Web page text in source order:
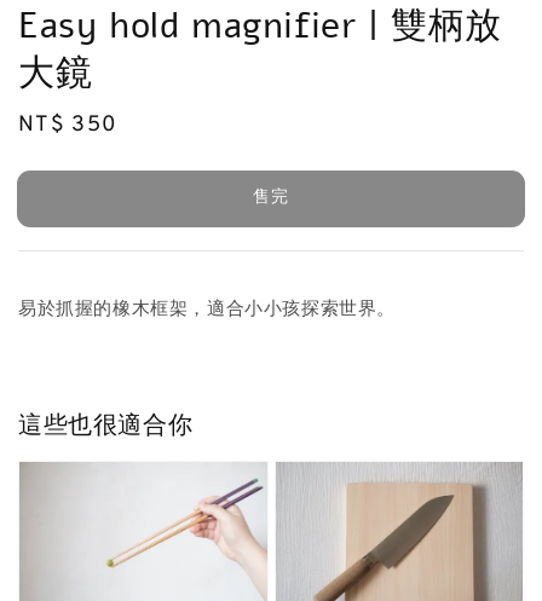
Easy hold magnifier | 雙柄放
大鏡
Regular
NT$ 350
售完
易於抓握的橡木框架，適合小小孩探索世界。
這些也很適合你